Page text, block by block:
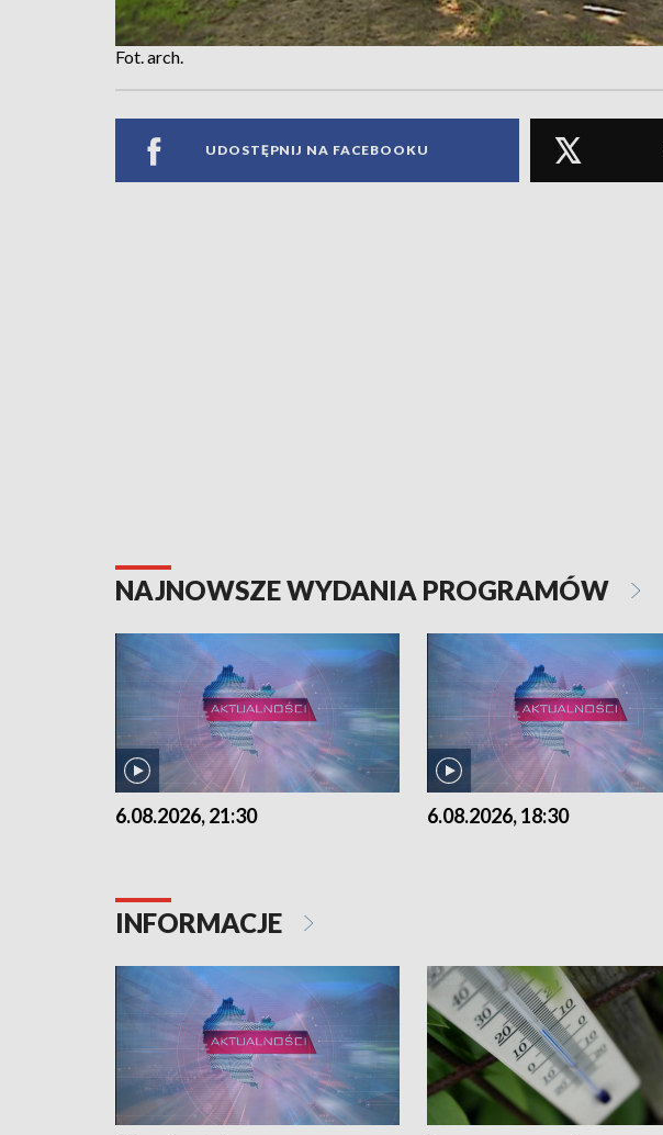
Fot. arch.
UDOSTĘPNIJ NA FACEBOOKU
NAJNOWSZE WYDANIA PROGRAMÓW
6.08.2026, 21:30 6.08.2026, 18:30
INFORMACJE